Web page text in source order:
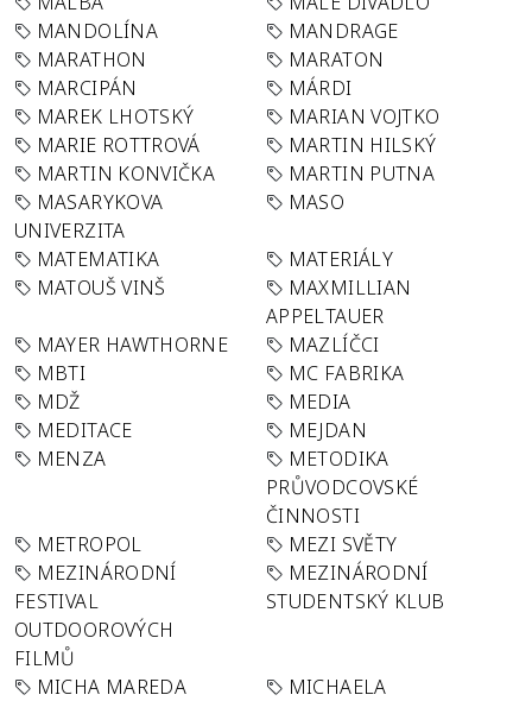
MANDOLÍNA
MANDRAGE
MARATHON
MARATON
MARCIPÁN
MÁRDI
MAREK LHOTSKÝ
MARIAN VOJTKO
MARIE ROTTROVÁ
MARTIN HILSKÝ
MARTIN KONVIČKA
MARTIN PUTNA
MASARYKOVA
UNIVERZITA
MASO
MATEMATIKA
MATERIÁLY
MATOUŠ VINŠ
MAXMILLIAN
APPELTAUER
MAYER HAWTHORNE
MAZLÍČCI
MBTI
MC FABRIKA
MDŽ
MEDIA
MEDITACE
MEJDAN
MENZA
METODIKA
PRŮVODCOVSKÉ
ČINNOSTI
METROPOL
MEZI SVĚTY
MEZINÁRODNÍ
FESTIVAL
OUTDOOROVÝCH
FILMŮ
MEZINÁRODNÍ
STUDENTSKÝ KLUB
MICHA MAREDA
MICHAELA